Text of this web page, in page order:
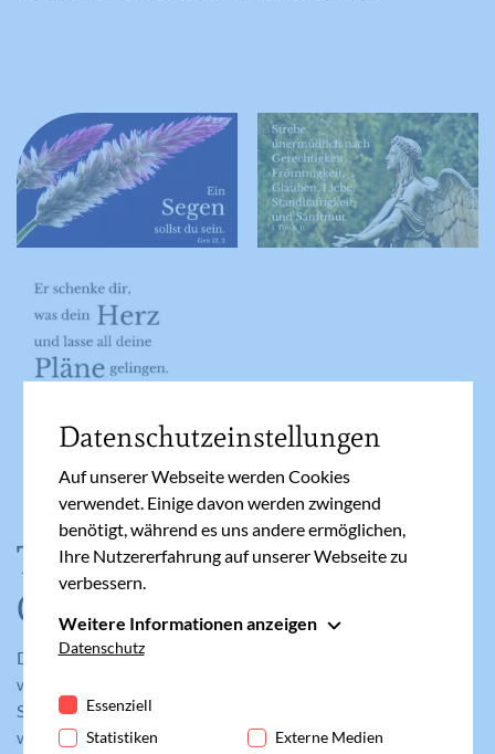
Taufsprüche stärken den
Glauben
Der Glaube, in den das Kind mit der Taufe eingeführt
wird, kann in Taufsprüchen zum Ausdruck gebracht werden.
Schön sind hier auch biblische Bilder wie „Du bist der Töpfer,
wir sind der Ton“ oder das „Du bist das Licht der Welt“.
Datenschutzeinstellungen
Auf unserer Webseite werden Cookies
verwendet. Einige davon werden zwingend
benötigt, während es uns andere ermöglichen,
Ihre Nutzererfahrung auf unserer Webseite zu
verbessern.
Essenziell
Funktionen der Webseite benötigt. Dadurch ist
gewährleistet, dass die Webseite einwandfrei
Weitere Informationen anzeigen
Datenschutz
Essenziell
Statistiken
Externe Medien